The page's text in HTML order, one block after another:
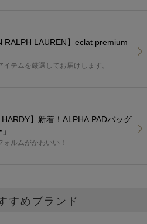
RALPH LAUREN】eclat premium
イテムを厳選してお届けします。
HARDY】新着！ALPHA PADバッグ
ォルムがかわいい！
すめブランド